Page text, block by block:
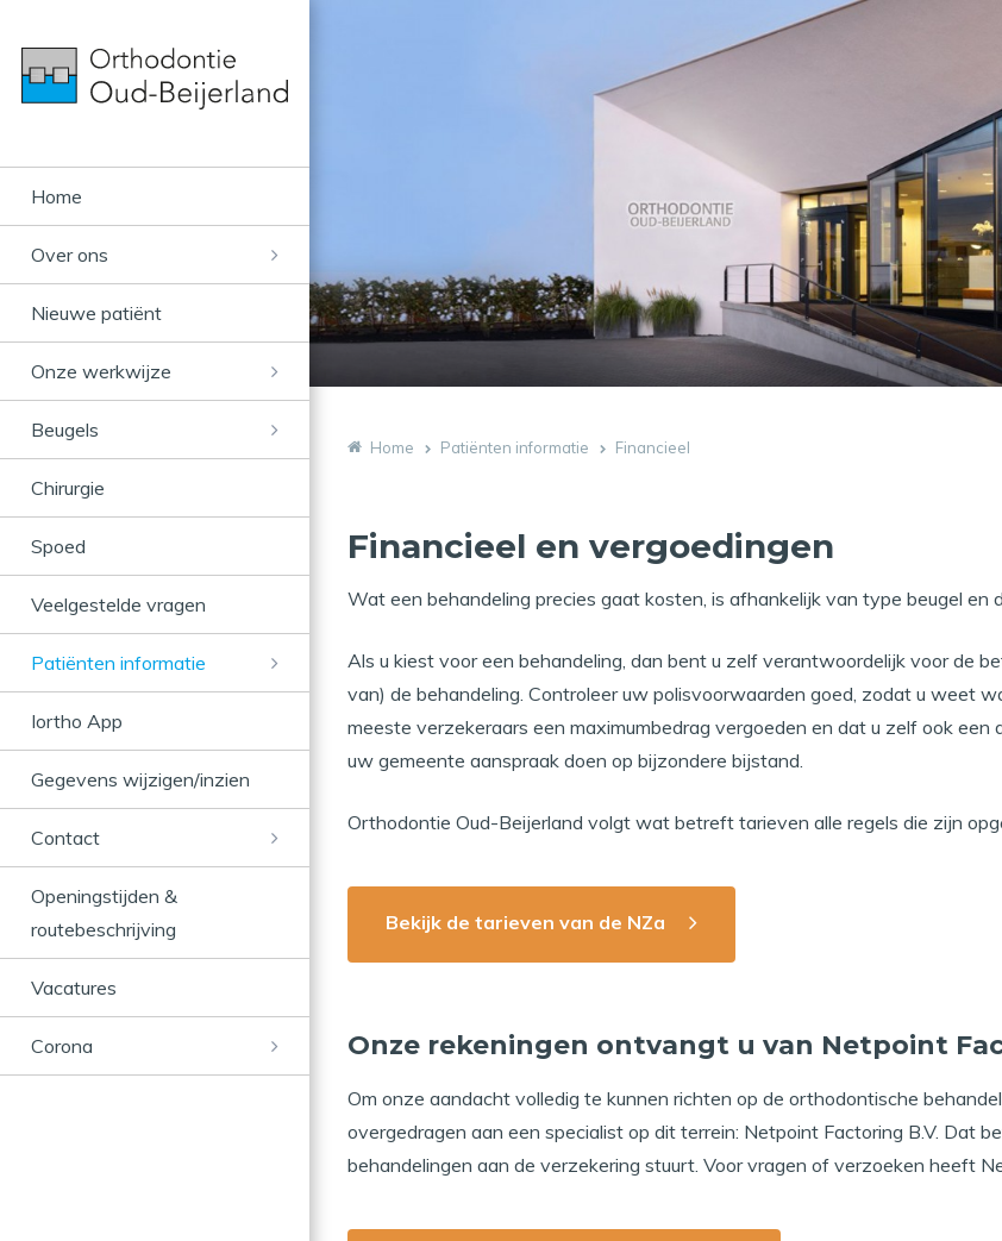
Home
Over ons
Nieuwe patiënt
Onze werkwijze
Beugels
Chirurgie
Spoed
Veelgestelde vragen
Patiënten informatie
Iortho App
Gegevens wijzigen/inzien
Contact
Openingstijden &
routebeschrijving
Vacatures
Corona
Home Patiënten informatie Financieel
Financieel en vergoedingen
Wat een behandeling precies gaat kosten, is afhankelijk van type beugel en
Als u kiest voor een behandeling, dan bent u zelf verantwoordelijk voor de
van) de behandeling. Controleer uw polisvoorwaarden goed, zodat u weet
meeste verzekeraars een maximumbedrag vergoeden en dat u zelf ook een
uw gemeente aanspraak doen op bijzondere bijstand.
Orthodontie Oud-Beijerland volgt wat betreft tarieven alle regels die zijn
Bekijk de tarieven van de NZa
Onze rekeningen ontvangt u van Netpoint
Om onze aandacht volledig te kunnen richten op de orthodontische
overgedragen aan een specialist op dit terrein: Netpoint Factoring B.V. Dat
behandelingen aan de verzekering stuurt. Voor vragen of verzoeken heeft